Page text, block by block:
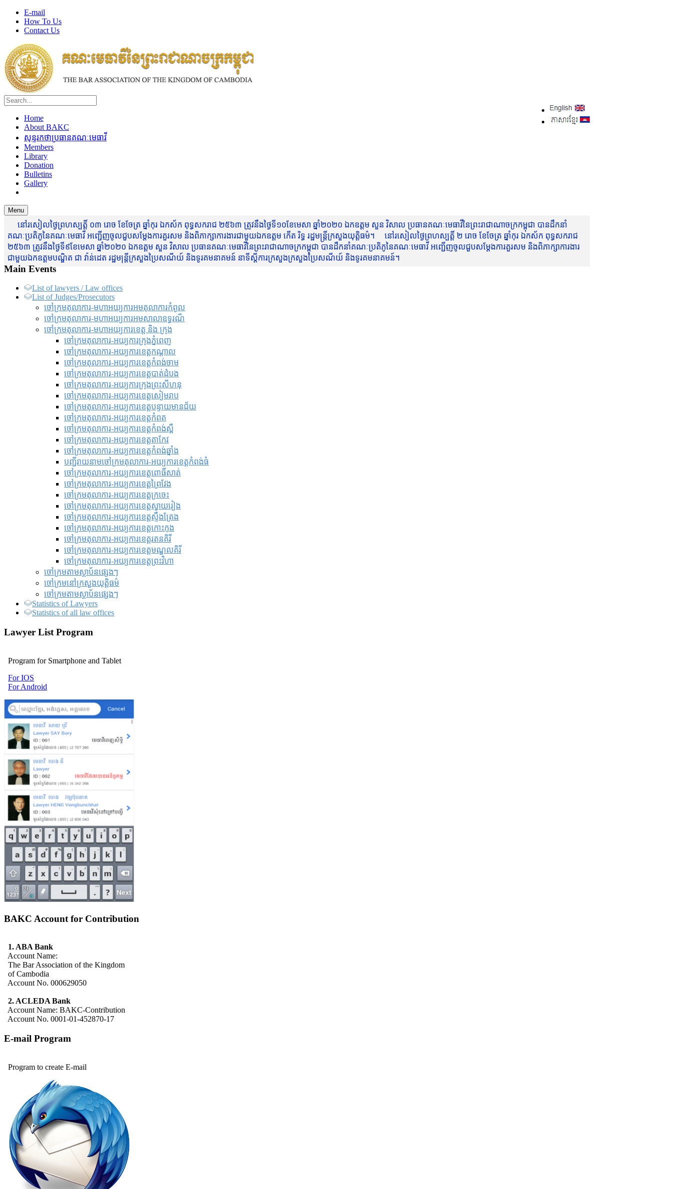
E-mail
How To Us
Contact Us
Home
About BAKC
សុន្ទរកថាប្រធានគណៈមេធាវី
Members
Library
Donation
Bulletins
Gallery
Menu
នៅរសៀលថ្ងៃព្រហស្បត្តិ៍ ០៣ រោច ខែចែត្រ ឆ្នាំកុរ ឯកស័ក ពុទ្ធសករាជ ២៥៦៣ ត្រូវនឹងថ្ងៃទី១០ខែមេសា ឆ្នាំ២០២០ ឯកឧត្តម សួន វិសាល ប្រធានគណៈមេធាវីនៃព្រះរាជាណាចក្រកម្ពុជា បានដឹកនាំ
គណៈប្រតិភូនៃគណៈមេធាវី អញ្ជើញចូលជួបសម្តែងការគួរសម និងពិភាក្សាការងារជាមួយឯកឧត្តម កើត រិទ្ធ រដ្ឋមន្ត្រីក្រសួងយុត្តិធម៌។ នៅរសៀលថ្ងៃព្រហស្បត្តិ៍ ២ រោច ខែចែត្រ ឆ្នាំកុរ ឯកស័ក ពុទ្ធសករាជ
២៥៦៣ ត្រូវនឹងថ្ងៃទី៩ខែមេសា ឆ្នាំ២០២០ ឯកឧត្តម សួន វិសាល ប្រធានគណៈមេធាវីនៃព្រះរាជាណាចក្រកម្ពុជា បានដឹកនាំគណៈប្រតិភូនៃគណៈមេធាវី អញ្ជើញចូលជួបសម្តែងការគួរសម និងពិភាក្សាការងារ
ជាមួយឯកឧត្តមបណ្ឌិត ជា វ៉ាន់ដេត រដ្ឋមន្រ្តីក្រសួងប្រៃសណីយ៍ និងទូរគមនាគមន៍ នាទីស្តីការក្រសួងក្រសួងប្រៃសណីយ៍ និងទូរគមនាគមន៍។
Main Events
List of lawyers / Law offices
List of Judges/Prosecutors
ចៅក្រមតុលាការ-មហាអយ្យការអមតុលាការកំពូល
ចៅក្រមតុលាការ-មហាអយ្យការអមសាលាឧទ្ធរណ៏
ចៅក្រមតុលាការ-មហាអយ្យការខេត្ត និង ក្រុង
ចៅក្រមតុលាការ-អយ្យការក្រុងភ្នំពេញ
ចៅក្រមតុលាការ-អយ្យការខេត្តកណ្តាល
ចៅក្រមតុលាការ-អយ្យការខេត្តកំពង់ចាម
ចៅក្រមតុលាការ-អយ្យការខេត្តបាត់ដំបង
ចៅក្រមតុលាការ-អយ្យការ​ក្រុងព្រះសីហនុ
ចៅក្រមតុលាការ-អយ្យការខេត្តសៀមរាប
ចៅក្រមតុលាការ-អយ្យការខេត្តបន្ទាយមានជ័យ
ចៅក្រមតុលាការ-អយ្យការខេត្តកំពត
ចៅក្រមតុលាការ-អយ្យការខេត្តកំពង់ស្ពឺ
ចៅក្រមតុលាការ-អយ្យការខេត្តតាកែវ
ចៅក្រមតុលាការ-អយ្យការខេត្តកំពង់ឆ្នាំង
បញ្ជីរាយនាមចៅក្រមតុលាការ-អយ្យការខេត្តកំពង់ធំ
ចៅក្រមតុលាការ-អយ្យការខេត្តពោធិ៍សាត់
ចៅក្រមតុលាការ-អយ្យការខេត្តព្រៃវែង
ចៅក្រមតុលាការ-អយ្យការខេត្តក្រចេះ
ចៅក្រមតុលាការ-អយ្យការខេត្តស្វាយរៀង
ចៅក្រមតុលាការ-អយ្យការខេត្តស្ទឹងត្រែង
ចៅក្រមតុលាការ-អយ្យការខេត្តកោះកុង
ចៅក្រមតុលាការ-អយ្យការខេត្តរតនគិរី
ចៅក្រមតុលាការ-អយ្យការខេត្តមណ្ឌលគិរី
ចៅក្រមតុលាការ-អយ្យការខេត្តព្រះវិហា
ចៅក្រមតាមស្ថាប័នផ្សេងៗ
ចៅក្រមនៅក្រសួងយុត្តិធម៌
ចៅក្រមតាមស្ថាប័នផ្សេងៗ
Statistics of Lawyers
Statistics of all law offices
Lawyer List Program
Program for Smartphone and Tablet
For IOS
For Android
BAKC Account for Contribution
1. ABA Bank
Account Name:
The Bar Association of the Kingdom
of Cambodia
Account No. 000629050
2. ACLEDA Bank
Account Name: BAKC-Contribution
Account No. 0001-01-452870-17
E-mail Program
Program to create E-mail